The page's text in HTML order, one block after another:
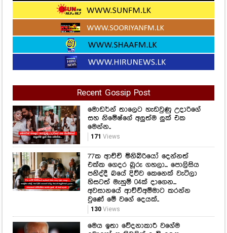
Recent Gossip Post
මොඩර්න් තාලෙට හැඩවුණු උදාරිගේ
සහ නිමේෂ්ගේ අලුත්ම ලුක් එක
මෙන්න..
77ක ආච්චි මිනිබිරියෝ දෙන්නත්
එක්ක ගෙදර බූරු ගහලා... පොලිසිය
පනිද්දී බයේ දිව්ව කෙනෙක් වැටිලා
හිසටත් මැහුම් 04ක් දාගෙන...
අවසානයේ ආච්චිඅම්මාට කරන්න
වුණේ මේ වගේ දෙයක්..
Views
මෙය ඉතා වේදනාකාරී වගේම
බොහෝ පැතිවලින් දැඩි ලෙස
පීඩාකාරී තත්ත්වයක්" හිටපු
ඇමෙරිකානු ජනපති ජෝ බයිඩන්ගේ
සෞඛ්‍ය තත්ත්වය ගැන පුතාගෙන්
සංවේදී හෙළිදරව්වක්...
197